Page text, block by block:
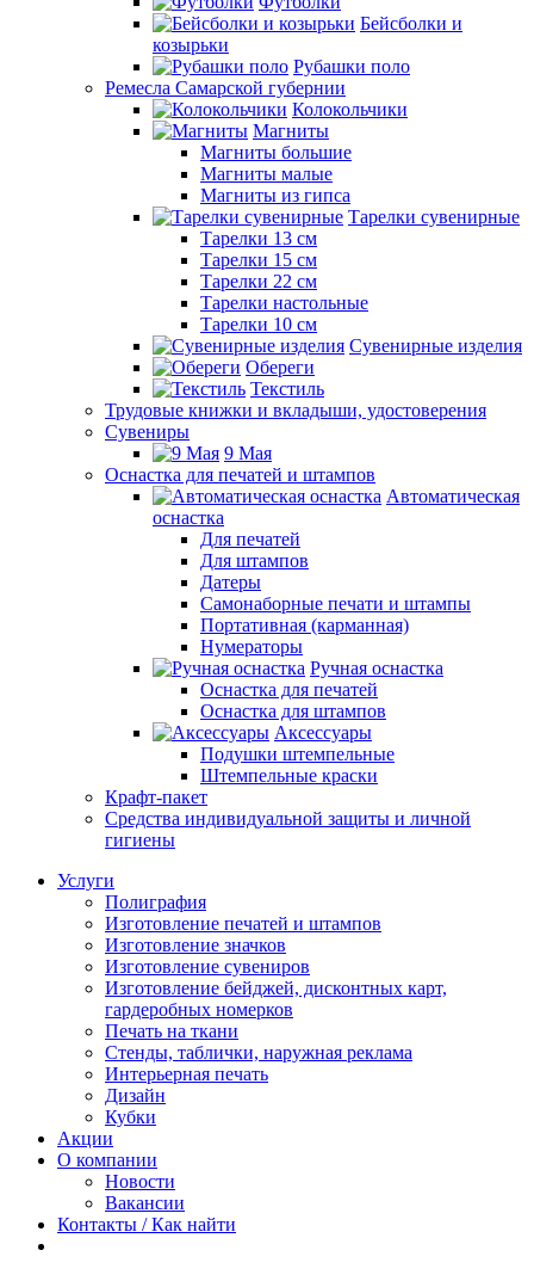
Бейсболки и
козырьки
Рубашки поло
Ремесла Самарской губернии
Колокольчики
Магниты
Магниты большие
Магниты малые
Магниты из гипса
Тарелки сувенирные
Тарелки 13 см
Тарелки 15 см
Тарелки 22 см
Тарелки настольные
Тарелки 10 см
Сувенирные изделия
Обереги
Текстиль
Трудовые книжки и вкладыши, удостоверения
Сувениры
9 Мая
Оснастка для печатей и штампов
Автоматическая
оснастка
Для печатей
Для штампов
Датеры
Самонаборные печати и штампы
Портативная (карманная)
Нумераторы
Ручная оснастка
Оснастка для печатей
Оснастка для штампов
Аксессуары
Подушки штемпельные
Штемпельные краски
Крафт-пакет
Средства индивидуальной защиты и личной
гигиены
Услуги
Полиграфия
Изготовление печатей и штампов
Изготовление значков
Изготовление сувениров
Изготовление бейджей, дисконтных карт,
гардеробных номерков
Печать на ткани
Стенды, таблички, наружная реклама
Интерьерная печать
Дизайн
Кубки
Акции
О компании
Новости
Вакансии
Контакты / Как найти